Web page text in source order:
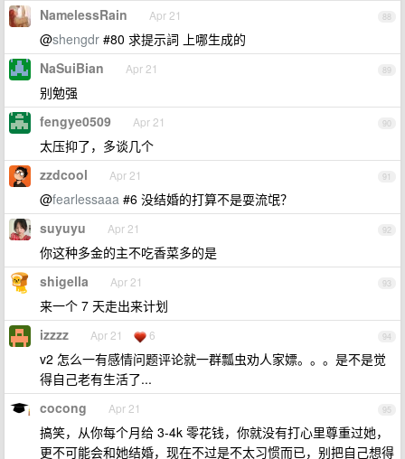
88
NamelessRain Apr 21
@shengdr #80 求提示詞 上哪生成的
89
NaSuiBian Apr 21
别勉强
90
fengye0509 Apr 21
太压抑了，多谈几个
91
zzdcool Apr 21
@fearlessaaa #6 没结婚的打算不是耍流氓？
92
suyuyu Apr 21
你这种多金的主不吃香菜多的是
93
shigella Apr 21
来一个 7 天走出来计划
94
izzzz Apr 21 6
v2 怎么一有感情问题评论就一群瓢虫劝人家嫖。。。是不是觉
得自己老有生活了...
95
cocong Apr 21
搞笑，从你每个月给 3-4k 零花钱，你就没有打心里尊重过她，
更不可能会和她结婚，现在不过是不太习惯而已，别把自己想得